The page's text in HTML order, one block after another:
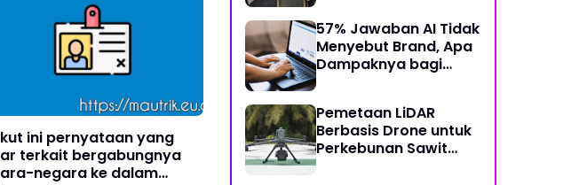
ini pernyataan yang
terkait bergabungnya
negara ke dalam
For Better Individual
Decision”
57% Jawaban AI Tidak
Menyebut Brand, Apa
Dampaknya bagi
Pemetaan LiDAR
Berbasis Drone untuk
Perkebunan Sawit